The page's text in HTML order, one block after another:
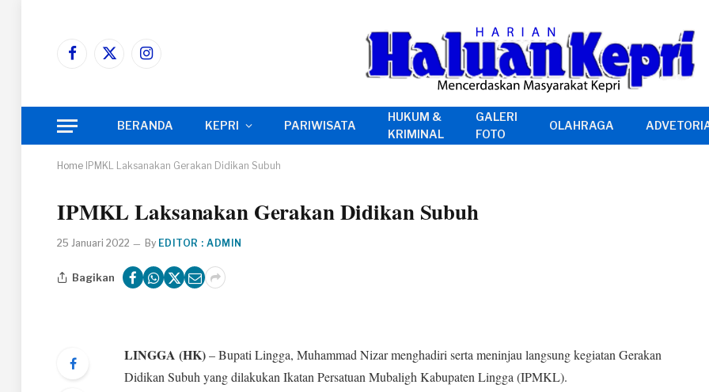
Facebook
X
Instagram
BERANDA KEPRI PARIWISATA
HUKUM &
KRIMINAL
GALERI
FOTO
OLAHRAGA
Home IPMKL Laksanakan Gerakan Didikan Subuh
IPMKL Laksanakan Gerakan Didikan Subuh
25 Januari 2022 By EDITOR : ADMIN
Bagikan
LINGGA (HK)– Bupati Lingga, Muhammad Nizar menghadiri serta meninjau langsung kegiatan Gerakan
Didikan Subuh yang dilakukan Ikatan Persatuan Mubaligh Kabupaten Lingga (IPMKL).